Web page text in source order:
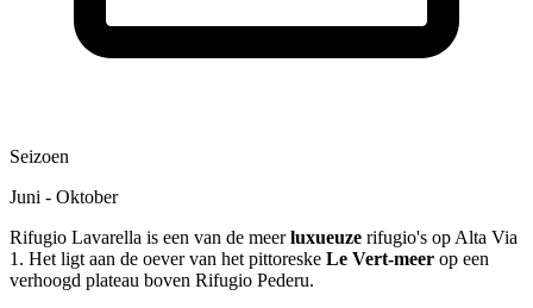
Seizoen
Juni - Oktober
Rifugio Lavarella is een van de meerluxueuze rifugio's op Alta Via
1. Het ligt aan de oever van het pittoreske Le Vert-meer op een
verhoogd plateau boven Rifugio Pederu.